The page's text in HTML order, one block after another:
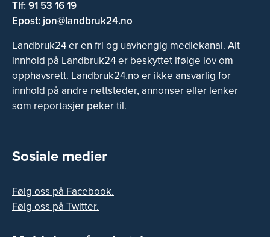
Tlf:91 53 16 19
Epost: jon@landbruk24.no
Landbruk24 er en fri og uavhengig mediekanal. Alt
innhold på Landbruk24 er beskyttet ifølge lov om
opphavsrett. Landbruk24.no er ikke ansvarlig for
innhold på andre nettsteder, annonser eller lenker
som reportasjer peker til.
Sosiale medier
Følg oss på Facebook.
Følg oss på Twitter.